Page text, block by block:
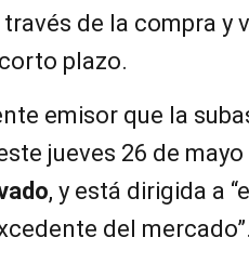
de la compra y
plazo.
emisor que la
jueves 26 de
, y está dirigida a
del mercado”.